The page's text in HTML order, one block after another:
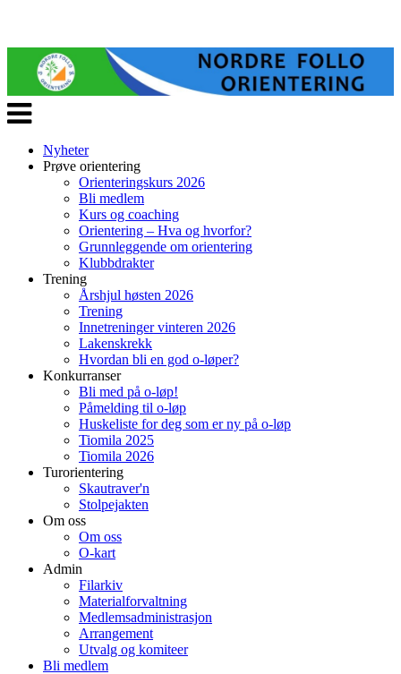
Veksle
navigasjon
Nyheter
Prøve orientering
Orienteringskurs 2026
Bli medlem
Kurs og coaching
Orientering – Hva og hvorfor?
Grunnleggende om orientering
Klubbdrakter
Trening
Årshjul høsten 2026
Trening
Innetreninger vinteren 2026
Lakenskrekk
Hvordan bli en god o-løper?
Konkurranser
Bli med på o-løp!
Påmelding til o-løp
Huskeliste for deg som er ny på o-løp
Tiomila 2025
Tiomila 2026
Turorientering
Skautraver'n
Stolpejakten
Om oss
Om oss
O-kart
Admin
Filarkiv
Materialforvaltning
Medlemsadministrasjon
Arrangement
Utvalg og komiteer
Bli medlem